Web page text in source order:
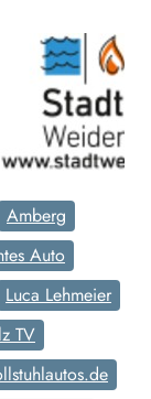
Amberg
Auto
Luca Lehmeier
TV